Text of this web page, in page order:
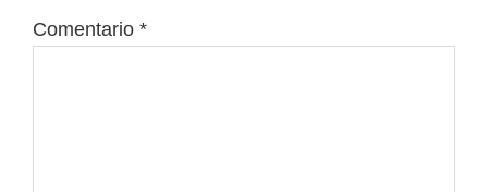
Comentario *